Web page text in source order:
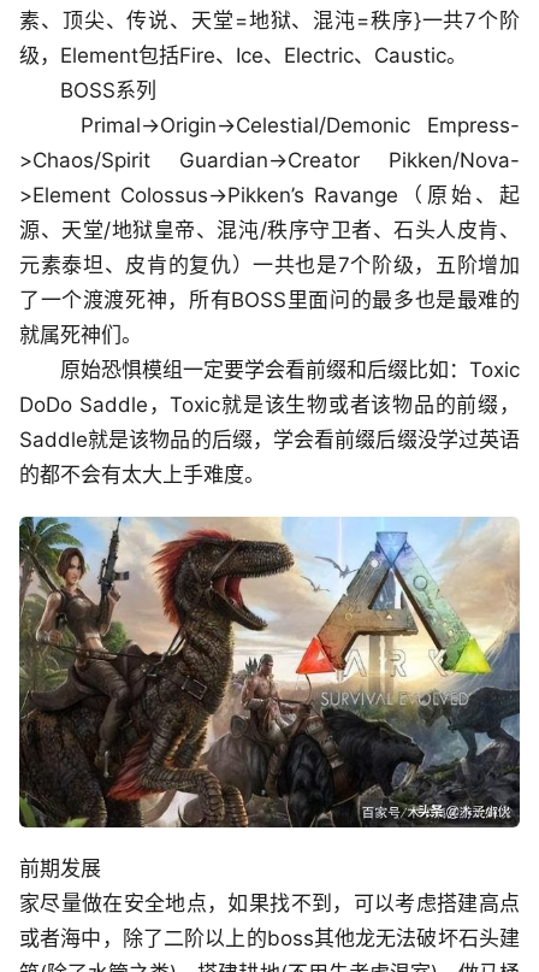
素、顶尖、传说、天堂=地狱、混沌=秩序}一共7个阶
级，Element包括Fire、Ice、Electric、Caustic。
BOSS系列
Primal->Origin->Celestial/Demonic Empress-
>Chaos/Spirit Guardian->Creator Pikken/Nova-
>Element Colossus->Pikken’s Ravange（原始、起
源、天堂/地狱皇帝、混沌/秩序守卫者、石头人皮肯、
元素泰坦、皮肯的复仇）一共也是7个阶级，五阶增加
了一个渡渡死神，所有BOSS里面问的最多也是最难的
就属死神们。
原始恐惧模组一定要学会看前缀和后缀比如：Toxic
DoDo Saddle，Toxic就是该生物或者该物品的前缀，
Saddle就是该物品的后缀，学会看前缀后缀没学过英语
的都不会有太大上手难度。
前期发展
家尽量做在安全地点，如果找不到，可以考虑搭建高点
或者海中，除了二阶以上的boss其他龙无法破坏石头建